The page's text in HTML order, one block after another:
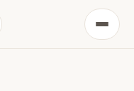
Menü